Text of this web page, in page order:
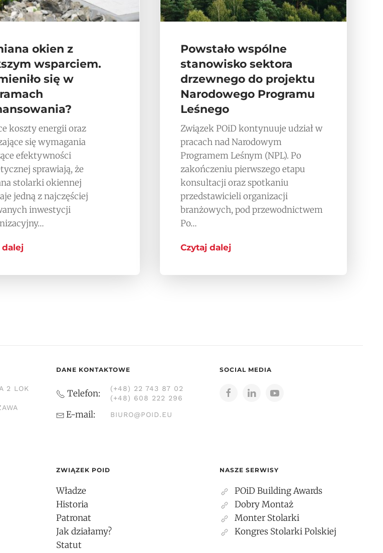
okien z
wsparciem.
się w
koszty energii oraz
się wymagania
efektywności
sprawiają, że
stolarki okiennej
jedną z najczęściej
inwestycji
dalej
Powstało wspólne
stanowisko sektora
drzewnego do projektu
Narodowego Programu
Leśnego
Związek POiD kontynuuje udział w
pracach nad Narodowym
Programem Leśnym (NPL). Po
zakończeniu pierwszego etapu
konsultacji oraz spotkaniu
przedstawicieli organizacji
branżowych, pod przewodnictwem
Po…
Czytaj dalej
2 LOK
DANE KONTAKTOWE
Telefon:
(+48) 22 743 87 02
(+48) 608 222 296
E-mail: BIURO@POID.EU
SOCIAL MEDIA
ZWIĄZEK POID
Władze
Historia
Patronat
Jak działamy?
Statut
NASZE SERWISY
POiD Building Awards
Dobry Montaż
Monter Stolarki
Kongres Stolarki Polskiej